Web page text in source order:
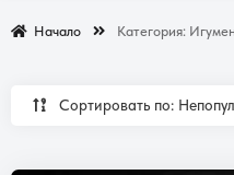
Начало Категория:
Сортировать по: